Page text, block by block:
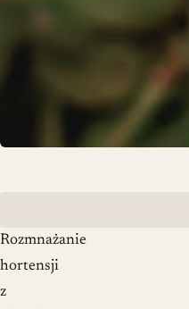
Rozmnażanie
hortensji
z